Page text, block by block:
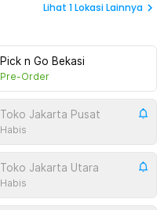
Lihat 1Lokasi Lainnya
Pick n Go Bekasi
Pre-Order
Toko Jakarta Pusat
Habis
Toko Jakarta Utara
Habis